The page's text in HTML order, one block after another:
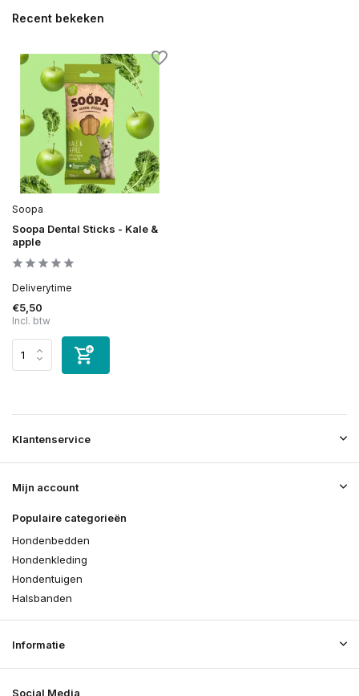
Recent bekeken
Soopa
Soopa Dental Sticks - Kale &
apple
Deliverytime
€5,50
Incl. btw
Klantenservice
Mijn account
Populaire categorieën
Hondenbedden
Hondenkleding
Hondentuigen
Halsbanden
Informatie
Social Media